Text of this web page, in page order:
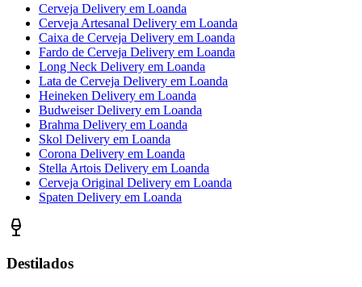
Cerveja Delivery em Loanda
Cerveja Artesanal Delivery em Loanda
Caixa de Cerveja Delivery em Loanda
Fardo de Cerveja Delivery em Loanda
Long Neck Delivery em Loanda
Lata de Cerveja Delivery em Loanda
Heineken Delivery em Loanda
Budweiser Delivery em Loanda
Brahma Delivery em Loanda
Skol Delivery em Loanda
Corona Delivery em Loanda
Stella Artois Delivery em Loanda
Cerveja Original Delivery em Loanda
Spaten Delivery em Loanda
Destilados